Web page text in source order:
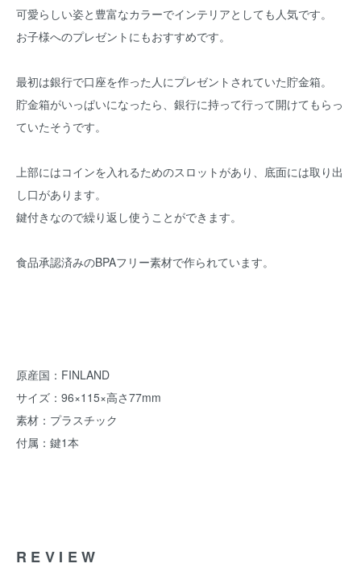
可愛らしい姿と豊富なカラーでインテリアとしても人気です。
お子様へのプレゼントにもおすすめです。
最初は銀行で口座を作った人にプレゼントされていた貯金箱。
貯金箱がいっぱいになったら、銀行に持って行って開けてもらっ
ていたそうです。
上部にはコインを入れるためのスロットがあり、底面には取り出
し口があります。
鍵付きなので繰り返し使うことができます。
食品承認済みのBPAフリー素材で作られています。
原産国：FINLAND
サイズ：96×115×高さ77mm
素材：プラスチック
付属：鍵1本
REVIEW